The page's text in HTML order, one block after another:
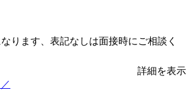
ります、表記なしは面接時にご相談く
詳細を表示